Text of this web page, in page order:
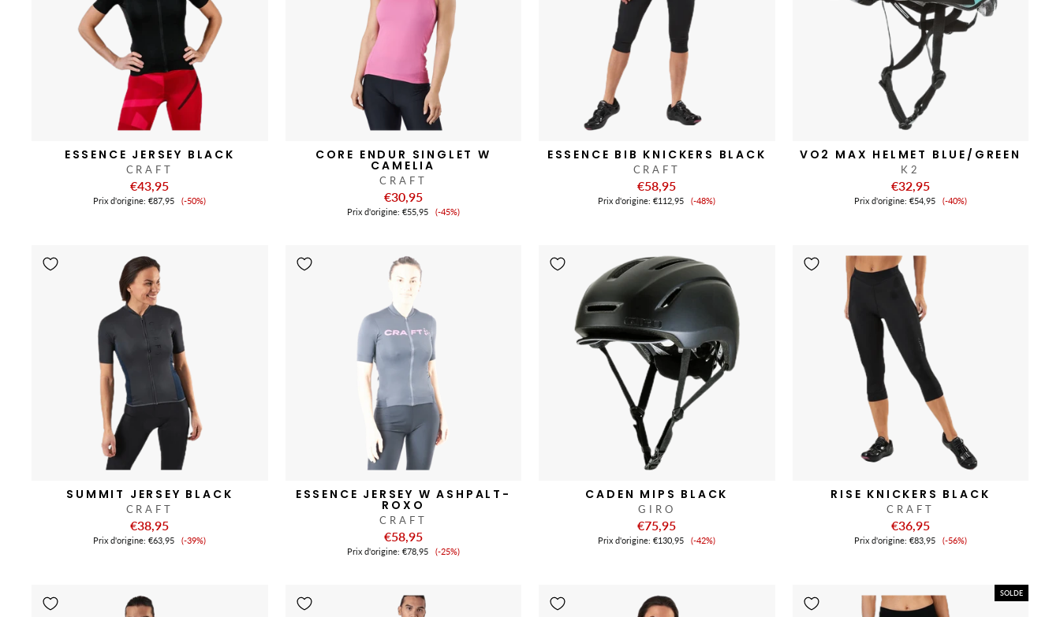
ESSENCE JERSEY BLACK
CRAFT
€43,95
Prix ​​d'origine:€87,95
Prix
(-50%)
CORE ENDUR SINGLET W
CAMELIA
CRAFT
€30,95
Prix ​​d'origine: €55,95
Prix
(-45%)
ESSENCE BIB KNICKERS BLACK
CRAFT
€58,95
Prix ​​d'origine:€112,95
Prix
(-48%)
VO2 MAX HELMET BLUE/GREEN
K2
€32,95
Prix ​​d'origine: €54,95
Prix
(-40%)
SUMMIT JERSEY BLACK
CRAFT
€38,95
Prix ​​d'origine:€63,95
Prix
(-39%)
ESSENCE JERSEY W ASHPALT-
ROXO
CRAFT
€58,95
Prix ​​d'origine: €78,95
Prix
(-25%)
CADEN MIPS BLACK
GIRO
€75,95
Prix ​​d'origine:€130,95
Prix
(-42%)
RISE KNICKERS BLACK
CRAFT
€36,95
Prix ​​d'origine: €83,95
Prix
(-56%)
SOLDE